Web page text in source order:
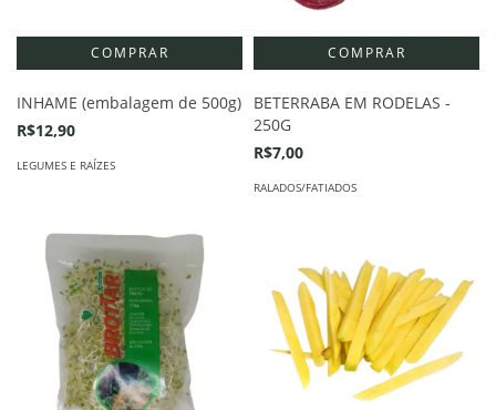
INHAME (embalagem de 500g)
R$12,90
LEGUMES E RAÍZES
BETERRABA EM RODELAS -
250G
R$7,00
RALADOS/FATIADOS